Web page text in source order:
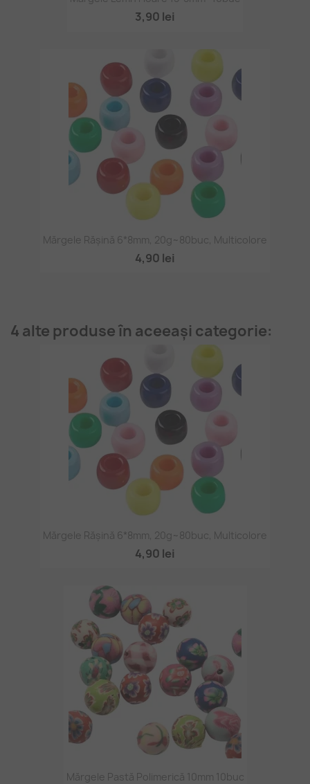
3,90 lei
Mărgele Rășină 6*8mm, 20g~80buc, Multicolore
4,90 lei
4 alte produse în aceeași categorie:
Mărgele Rășină 6*8mm, 20g~80buc, Multicolore
4,90 lei
Mărgele Pastă Polimerică 10mm 10buc